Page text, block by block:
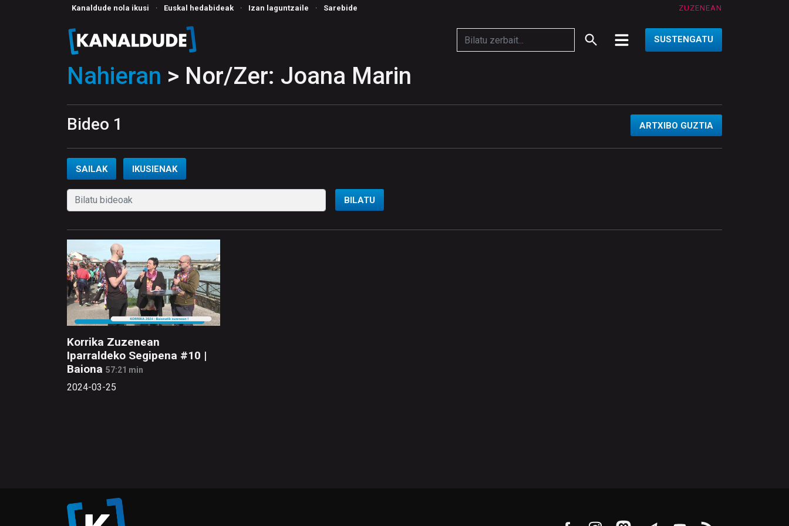
Kanaldude nola ikusi · Euskal hedabideak · Izan laguntzaile · Sarebide ZUZENEAN
SUSTENGATU
Nahieran > Nor/Zer: Joana Marin
Bideo 1 ARTXIBO GUZTIA
SAILAK IKUSIENAK
BILATU
Korrika Zuzenean
Iparraldeko Segipena #10 |
Baiona 57:21 min
2024-03-25